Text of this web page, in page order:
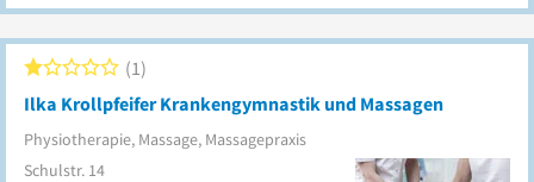
Ilka Krollpfeifer Krankengymnastik und Massagen
Physiotherapie, Massage, Massagepraxis
1
Schulstr. 14